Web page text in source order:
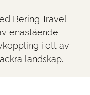
Bering Travel
enastående
i ett av
landskap.